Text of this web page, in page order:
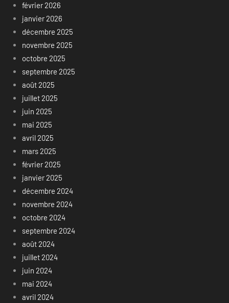
février 2026
janvier 2026
décembre 2025
novembre 2025
octobre 2025
septembre 2025
août 2025
juillet 2025
juin 2025
mai 2025
avril 2025
mars 2025
février 2025
janvier 2025
décembre 2024
novembre 2024
octobre 2024
septembre 2024
août 2024
juillet 2024
juin 2024
mai 2024
avril 2024